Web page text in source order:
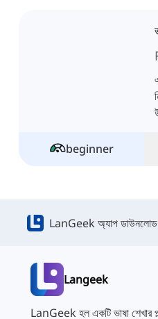
beginner
LanGeek অ্যাপ
Langeek
LanGeek হল একটি ভাষা শেখার